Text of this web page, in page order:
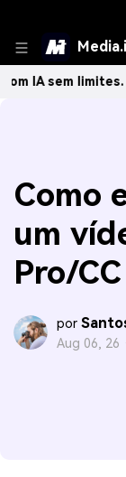
limites. 100%
Como
um
Pro/CC
por
Aug 06, 26 ·